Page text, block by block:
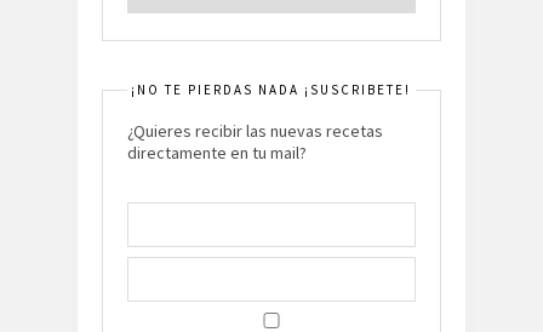
¡NO TE PIERDAS NADA ¡SUSCRIBETE!
¿Quieres recibir las nuevas recetas
directamente en tu mail?